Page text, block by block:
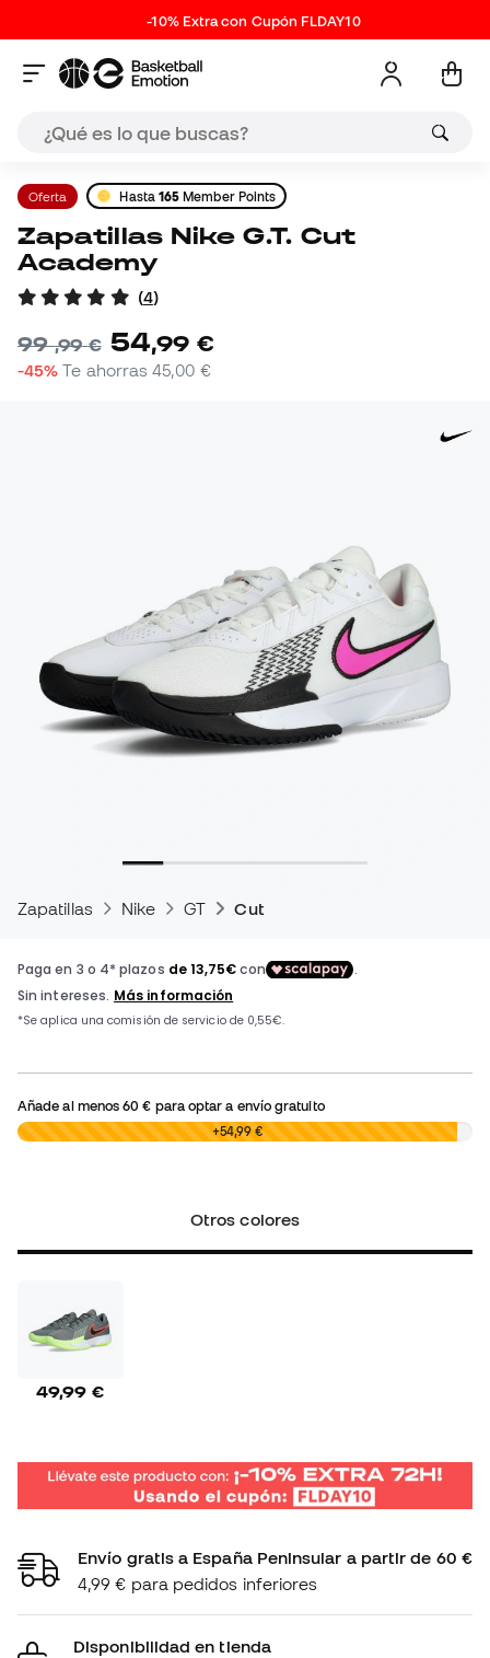
-10% Extra con Cupón FLDAY10
Oferta Hasta 165 Member Points
Zapatillas Nike G.T. Cut
Academy
(4)
99,99 € 54,99 €
-45% Te ahorras45,00 €
Zapatillas Nike GT Cut
Añade al menos60 € para optar a envío gratuito
0,00 € +54,99 €
Otros colores
49,99 €
Envío gratis a España Peninsular a partir de 60 €
4,99 € para pedidos inferiores
Disponibilidad en tienda